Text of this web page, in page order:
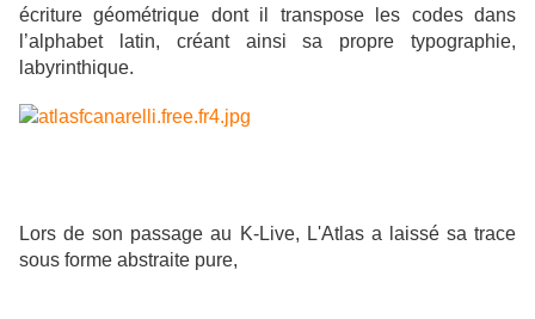
écriture géométrique dont il transpose les codes dans
l’alphabet latin, créant ainsi sa propre typographie,
labyrinthique.
Lors de son passage au K-Live, L'Atlas a laissé sa trace
sous forme abstraite pure,